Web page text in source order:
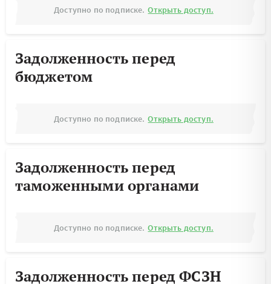
Доступно по подписке. Открыть доступ.
Задолженность перед
бюджетом
Доступно по подписке. Открыть доступ.
Задолженность перед
таможенными органами
Доступно по подписке. Открыть доступ.
Задолженность перед ФСЗН